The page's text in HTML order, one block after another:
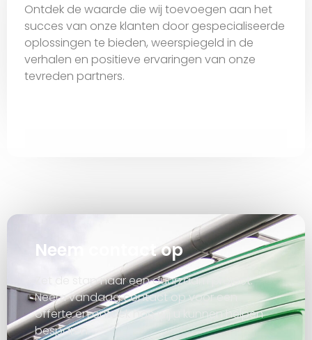
Ontdek de waarde die wij toevoegen aan het
succes van onze klanten door gespecialiseerde
oplossingen te bieden, weerspiegeld in de
verhalen en positieve ervaringen van onze
tevreden partners.
Neem contact op
Zet de stap naar een duurzaam project.
Neem vandaag contact op voor een
offerte en ontdek hoe wij u kunnen helpen
besparen.